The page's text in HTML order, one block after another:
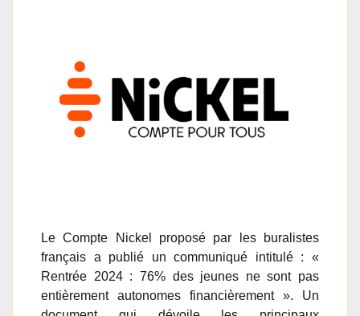
Le Compte Nickel proposé par les buralistes
français a publié un communiqué intitulé : «
Rentrée 2024 : 76% des jeunes ne sont pas
entièrement autonomes financièrement ». Un